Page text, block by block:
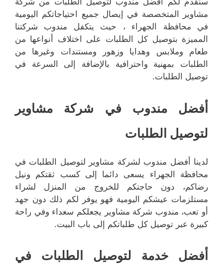
مشاوير المتخصصة في إيصال جميع احتياجاتكم اليومية
في محافظة الجهراء ، حيث يتكفل مندوب شركتنا
المميزة بتوصيل كل الطلبات على اختلاف أنواعها من
طعام وملابس وهدايا وزهور ومستندات وغيرها من
الطلبات بمهنية واحترافية بالإضافة إلى السرعة في
توصيل الطلبات.
أفضل مندوب في شركة مشاوير
لتوصيل الطلبات
لدينا أفضل مندوب لشركة مشاوير لتوصيل الطلبات في
محافظة الجهراء يسعى دائما إلى كسب ثقتكم ونيل
رضاكم، دون حاجتكم للخروج من المنزل لشراء
مستلزمات عيشكم اليومية فهو يوفر لكم ذلك دون جهد
أو تعب، مندوب شركة مشاوير يجعلكم سعداء وفي راحة
كبيرة عبر توصيل كل طلباتكم إلى باب البيت.
أفضل خدمة لتوصيل الطلبات في